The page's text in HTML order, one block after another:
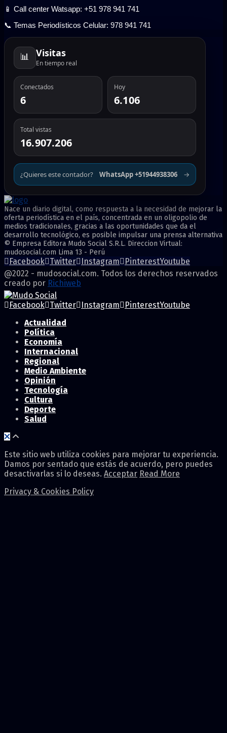
📱 Call center Watsapp: +51 978 941 741
📞 Temas Periodísticos Celular: 978 941 741
📊 Visitas
En tiempo real
Conectados
6
Hoy
6.106
Total vistas
16.907.206
¿Quieres este contador? WhatsApp +51944938306 →
Nace un diario digital, como respuesta a la necesidad de mejorar la
oferta periodística en el país, concentrada en un oligopolio de
medios tradicionales, gracias a las oportunidades que da el
desarrollo tecnológico, es posible impulsar una prensa alternativa
© Empresa Editora Mudo Social S.R.L. Direccion Virtual:
mudosocial.com Lima 13 - Perú
Facebook Twitter Instagram PinterestYoutube
@2022 - mudosocial.com. Todos los derechos reservados
creado por Richiweb
Facebook Twitter Instagram PinterestYoutube
Actualidad
Política
Economía
Internacional
Regional
Medio Ambiente
Opinión
Tecnología
Cultura
Deporte
Salud
Este sitio web utiliza cookies para mejorar tu experiencia.
Damos por sentado que estás de acuerdo, pero puedes
desactivarlas si lo deseas. Acceptar Read More
Privacy & Cookies Policy